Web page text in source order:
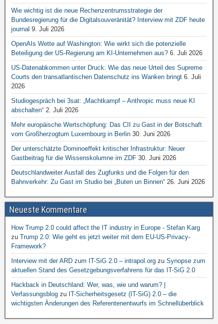
Wie wichtig ist die neue Rechenzentrumsstrategie der
Bundesregierung für die Digitalsouveränität? Interview mit ZDF heute
journal 9. Juli 2026
OpenAIs Wette auf Washington: Wie wirkt sich die potenzielle
Beteiligung der US-Regierung am KI-Unternehmen aus? 6. Juli 2026
US-Datenabkommen unter Druck: Wie das neue Urteil des Supreme
Courts den transatlantischen Datenschutz ins Wanken bringt 6. Juli
2026
Studiogespräch bei 3sat: „Machtkampf – Anthropic muss neue KI
abschalten“ 2. Juli 2026
Mehr europäische Wertschöpfung: Das CII zu Gast in der Botschaft
vom Großherzogtum Luxembourg in Berlin 30. Juni 2026
Der unterschätzte Dominoeffekt kritischer Infrastruktur: Neuer
Gastbeitrag für die Wissenskolumne im ZDF 30. Juni 2026
Deutschlandweiter Ausfall des Zugfunks und die Folgen für den
Bahnverkehr: Zu Gast im Studio bei „Buten un Binnen“ 26. Juni 2026
Neueste Kommentare
How Trump 2.0 could affect the IT industry in Europe - Stefan Karg
zu Trump 2.0: Wie geht es jetzt weiter mit dem EU-US-Privacy-
Framework?
Interview mit der ARD zum IT-SiG 2.0 – intrapol.org zu Synopse zum
aktuellen Stand des Gesetzgebungsverfahrens für das IT-SiG 2.0
Hackback in Deutschland: Wer, was, wie und warum? |
Verfassungsblog zu IT-Sicherheitsgesetz (IT-SiG) 2.0 – die
wichtigsten Änderungen des Referentenentwurfs im Schnellüberblick